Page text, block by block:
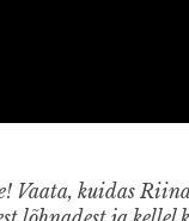
Vaata, kuidas